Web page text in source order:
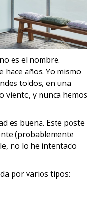
es el nombre.
hace años. Yo mismo
toldos, en una
viento, y nunca hemos
es buena. Este poste
(probablemente
no lo he intentado
por varios tipos: